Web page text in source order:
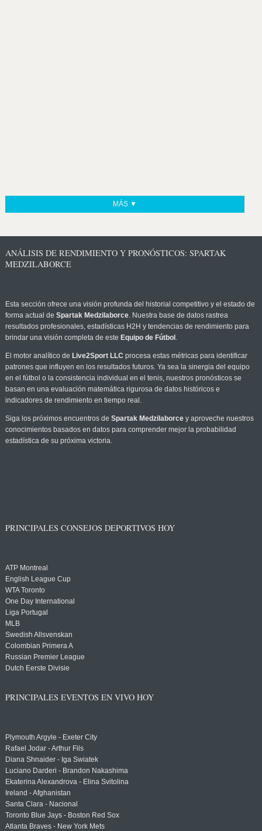
MÁS ▼
ANÁLISIS DE RENDIMIENTO Y PRONÓSTICOS: SPARTAK
MEDZILABORCE
Esta sección ofrece una visión profunda del historial competitivo y el estado de
forma actual de Spartak Medzilaborce. Nuestra base de datos rastrea
resultados profesionales, estadísticas H2H y tendencias de rendimiento para
brindar una visión completa de este Equipo de Fútbol .
El motor analítico de Live2Sport LLC procesa estas métricas para identificar
patrones que influyen en los resultados futuros. Ya sea la sinergia del equipo
en el fútbol o la consistencia individual en el tenis, nuestros pronósticos se
basan en una evaluación matemática rigurosa de datos históricos e
indicadores de rendimiento en tiempo real.
Siga los próximos encuentros de Spartak Medzilaborcey aproveche nuestros
conocimientos basados en datos para comprender mejor la probabilidad
estadística de su próxima victoria.
PRINCIPALES CONSEJOS DEPORTIVOS HOY
ATP Montreal
English League Cup
WTA Toronto
One Day International
Liga Portugal
MLB
Swedish Allsvenskan
Colombian Primera A
Russian Premier League
Dutch Eerste Divisie
PRINCIPALES EVENTOS EN VIVO HOY
Plymouth Argyle - Exeter City
Rafael Jodar - Arthur Fils
Diana Shnaider - Iga Swiatek
Luciano Darderi - Brandon Nakashima
Ekaterina Alexandrova - Elina Svitolina
Ireland - Afghanistan
Santa Clara - Nacional
Toronto Blue Jays - Boston Red Sox
Atlanta Braves - New York Mets